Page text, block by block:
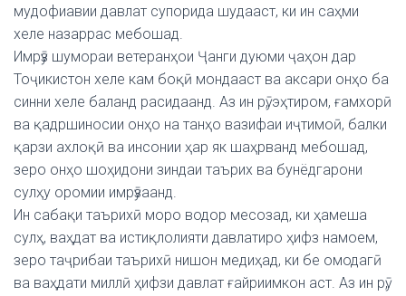
мудофиавии давлат супорида шудааст, ки ин саҳми
хеле назаррас мебошад.
Имрӯз шумораи ветеранҳои Ҷанги дуюми ҷаҳон дар
Тоҷикистон хеле кам боқӣ мондааст ва аксари онҳо ба
синни хеле баланд расидаанд. Аз ин рӯ, эҳтиром, ғамхорӣ
ва қадршиносии онҳо на танҳо вазифаи иҷтимоӣ, балки
қарзи ахлоқӣ ва инсонии ҳар як шаҳрванд мебошад,
зеро онҳо шоҳидони зиндаи таърих ва бунёдгарони
сулҳу оромии имрӯзаанд.
Ин сабақи таърихӣ моро водор месозад, ки ҳамеша
сулҳ, ваҳдат ва истиқлолияти давлатиро ҳифз намоем,
зеро таҷрибаи таърихӣ нишон медиҳад, ки бе омодагӣ
ва ваҳдати миллӣ ҳифзи давлат ғайриимкон аст. Аз ин рӯ,